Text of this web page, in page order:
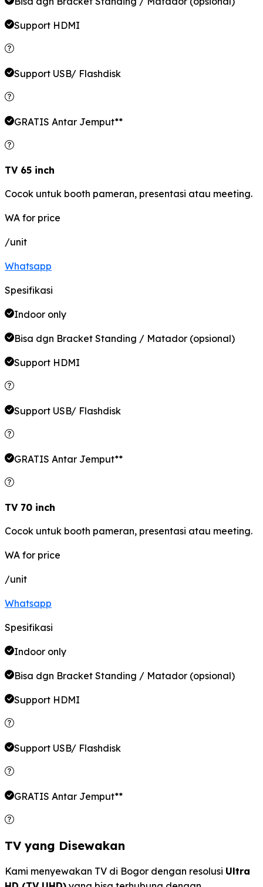
Support HDMI
Support USB/ Flashdisk
GRATIS Antar Jemput**
TV 65 inch
Cocok untuk booth pameran, presentasi atau meeting.
WA for price
/unit
Whatsapp
Spesifikasi
Indoor only
Bisa dgn Bracket Standing / Matador (opsional)
Support HDMI
Support USB/ Flashdisk
GRATIS Antar Jemput**
TV 70 inch
Cocok untuk booth pameran, presentasi atau meeting.
WA for price
/unit
Whatsapp
Spesifikasi
Indoor only
Bisa dgn Bracket Standing / Matador (opsional)
Support HDMI
Support USB/ Flashdisk
GRATIS Antar Jemput**
TV yang Disewakan
Kami menyewakan TV di Bogor dengan resolusi Ultra